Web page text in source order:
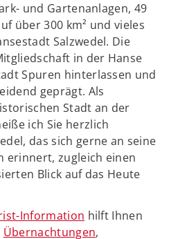
und Gartenanlagen, 49
über 300 km² und vieles
Salzwedel. Die
in der Hanse
Spuren hinterlassen und
geprägt. Als
Stadt an der
ich Sie herzlich
das sich gerne an seine
erinnert, zugleich einen
Blick auf das Heute
Information hilft Ihnen
Übernachtungen,